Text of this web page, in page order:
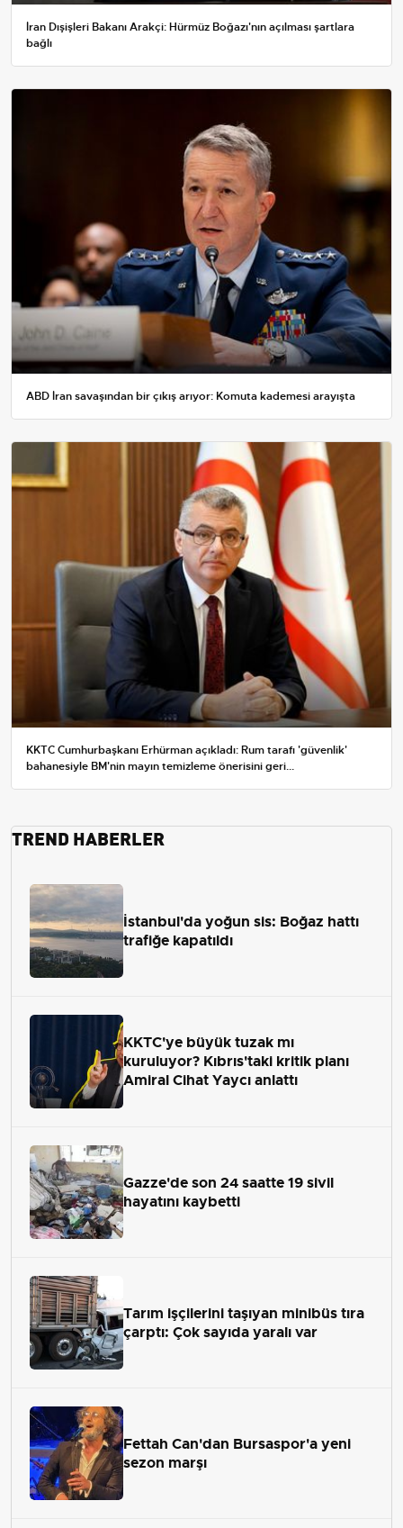
İran Dışişleri Bakanı Arakçi: Hürmüz Boğazı'nın açılması şartlara
bağlı
ABD İran savaşından bir çıkış arıyor: Komuta kademesi arayışta
KKTC Cumhurbaşkanı Erhürman açıkladı: Rum tarafı 'güvenlik'
bahanesiyle BM'nin mayın temizleme önerisini geri...
TREND HABERLER
İstanbul'da yoğun sis: Boğaz hattı
trafiğe kapatıldı
KKTC'ye büyük tuzak mı
kuruluyor? Kıbrıs'taki kritik planı
Amiral Cihat Yaycı anlattı
Gazze'de son 24 saatte 19 sivil
hayatını kaybetti
Tarım işçilerini taşıyan minibüs tıra
çarptı: Çok sayıda yaralı var
Fettah Can'dan Bursaspor'a yeni
sezon marşı